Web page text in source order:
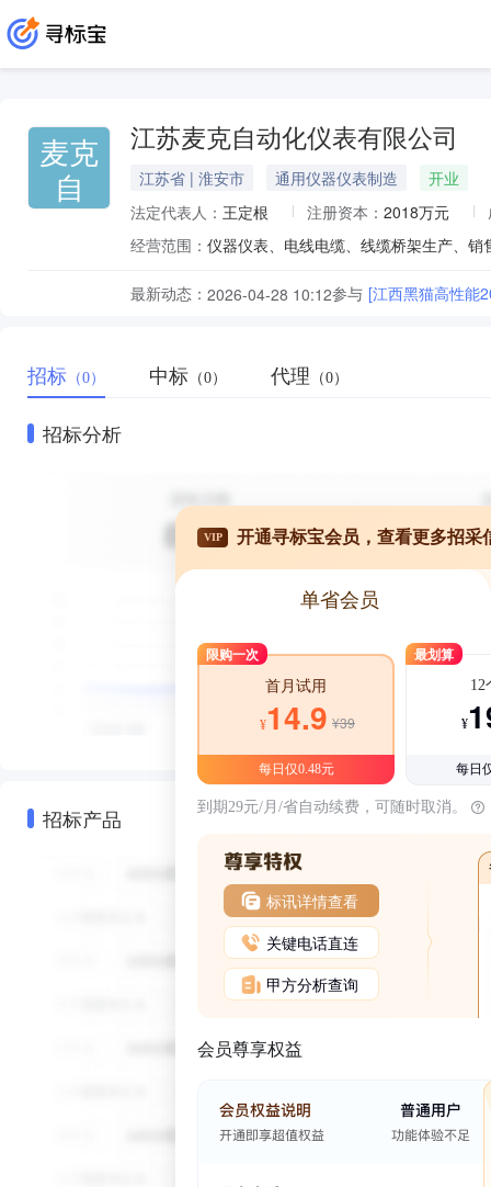
麦克
自
江苏麦克自动化仪表有限公司
江苏省 | 淮安市 通用仪器仪表制造
开业
法定代表人： 王定根 注册资本： 2018万元
经营范围：
最新动态： 2026-04-28 10:12参与 [江西黑猫高性能
招标 （0） 中标 （0） 代理 （0）
招标分析
招标产品
VIP 开通寻标宝会员，查看更多招采
单省会员
限购一次
首月试用
¥14.9 ¥39
每日仅0.48元
最划算
12
¥
每日
到期29元/月/省自动续费，可随时取消。
标讯详情查看
关键电话直连
甲方分析查询
会员尊享权益